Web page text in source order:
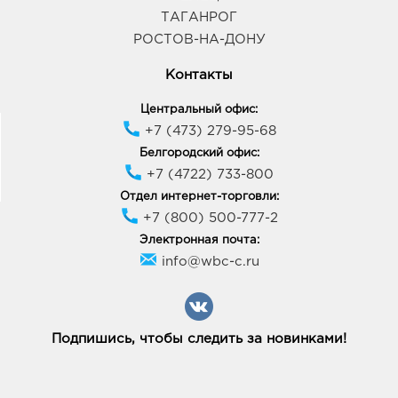
График работы: 9:00 - 20:00
Курск Европа-29: 228.0 руб.
График работы:10:00 - 21:00
Курск Манеж: 228.0 руб.
305016, Курская область, г Курск, ул Щепкина,
Здание 4Б
График работы:10:00 - 21:00
Курск МегаГРИНН: 228.0 руб.
10:00 - 22:00
ТАГАНРОГ
РОСТОВ-НА-ДОНУ
Контакты
Центральный офис:
+7 (473) 279-95-68
Белгородский офис:
+7 (4722) 733-800
Отдел интернет-торговли:
+7 (800) 500-777-2
Электронная почта:
info@wbc-c.ru
Подпишись, чтобы следить за новинками!